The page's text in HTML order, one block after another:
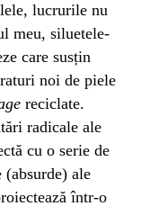
lucrurile nu
meu, siluetele-
care susțin
noi de piele
reciclate.
radicale ale
cu o serie de
ale
într-o